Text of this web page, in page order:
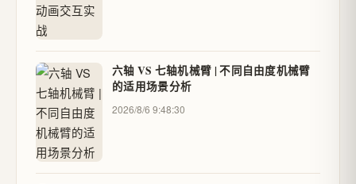
六轴 VS 七轴机械臂 | 不同自由度机械臂
的适用场景分析
2026/8/6 9:48:30